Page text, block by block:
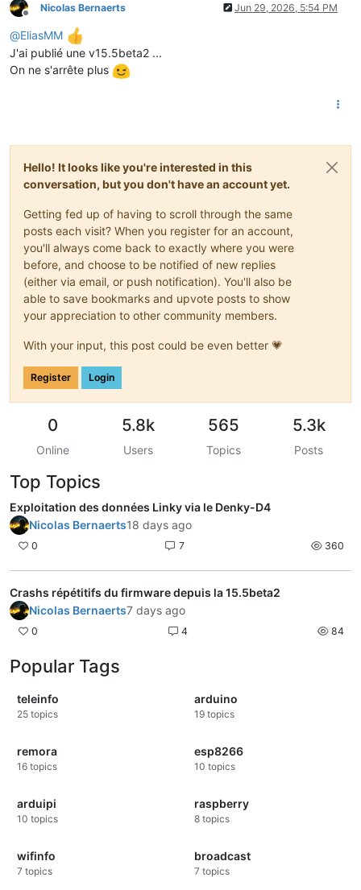
Offline
Nicolas Bernaerts Jun 29, 2026, 5:54 PM
@EliasMM
J'ai publié une v15.5beta2 ...
On ne s'arrête plus
Hello! It looks like you're interested in this
conversation, but you don't have an account yet.
Getting fed up of having to scroll through the same
posts each visit? When you register for an account,
you'll always come back to exactly where you were
before, and choose to be notified of new replies
(either via email, or push notification). You'll also be
able to save bookmarks and upvote posts to show
your appreciation to other community members.
With your input, this post could be even better 💗
Register Login
0
Online
5.8k
Users
565
Topics
5.3k
Posts
Top Topics
Exploitation des données Linky via le Denky-D4
Nicolas Bernaerts18 days ago
0 7 360
Crashs répétitifs du firmware depuis la 15.5beta2
Nicolas Bernaerts7 days ago
0 4 84
Popular Tags
teleinfo
25 topics
arduino
19 topics
remora
16 topics
esp8266
10 topics
arduipi
10 topics
raspberry
8 topics
wifinfo
7 topics
broadcast
7 topics